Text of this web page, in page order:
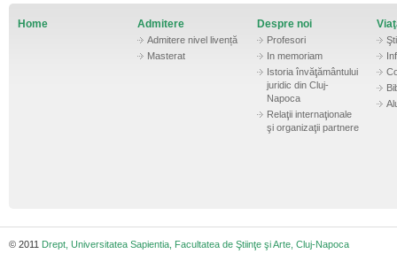
Home Admitere
Admitere nivel livență
Masterat
Despre noi
Profesori
In memoriam
Istoria învăţământului
juridic din Cluj-
Napoca
Relaţii internaţionale
şi organizaţii partnere
© 2011 Drept, Universitatea Sapientia, Facultatea de Ştiinţe şi Arte, Cluj-Napoca